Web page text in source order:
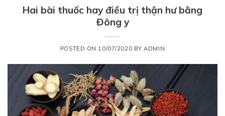
Hai bài thuốc hay điều trị thận hư bằng
Đông y
POSTED ON 10/07/2020 BYADMIN